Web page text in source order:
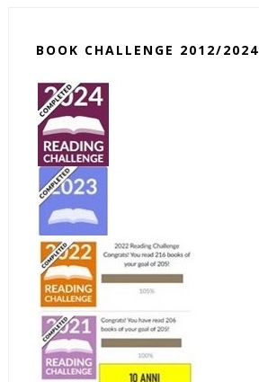
BOOK CHALLENGE 2012/2024